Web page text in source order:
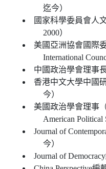
迄今）
國家科學委員會人
2000）
美國亞洲協會國際
International
中國政治學會理事長
香港中文大學中國
今）
美國政治學會理事
American Political
Journal of
今）
Journal of